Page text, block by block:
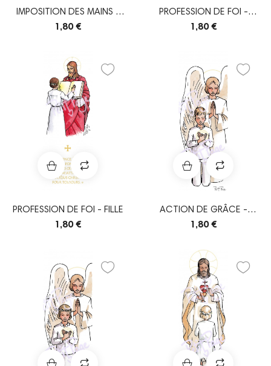
IMPOSITION DES MAINS -
FILLE
1,80 €
PROFESSION DE FOI -
GARÇON
1,80 €
PROFESSION DE FOI - FILLE
1,80 €
ACTION DE GRÂCE -
GARÇON
1,80 €